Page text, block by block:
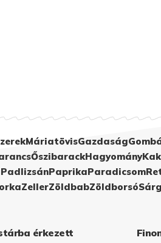
MáriatövisGazdaság
ŐszibarackHagyomány
PadlizsánPaprikaParadicsom
ZellerZöldbabZöldborsó
érkezett